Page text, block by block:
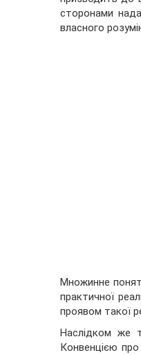
сторонами
власного
Множинне
практичної
проявом такої
Наслідком же
Конвенцією